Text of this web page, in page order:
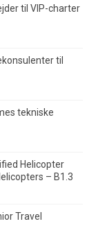
til VIP-charter
til
tekniske
Helicopter
– B1.3
Travel